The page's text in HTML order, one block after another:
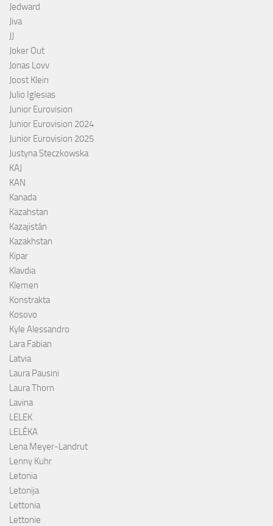
Jedward
Jiva
JJ
Joker Out
Jonas Lovv
Joost Klein
Julio Iglesias
Junior Eurovision
Junior Eurovision 2024
Junior Eurovision 2025
Justyna Steczkowska
KAJ
KAN
Kanada
Kazahstan
Kazajistán
Kazakhstan
Kipar
Klavdia
Klemen
Konstrakta
Kosovo
Kyle Alessandro
Lara Fabian
Latvia
Laura Pausini
Laura Thorn
Lavina
LELEK
LELÉKA
Lena Meyer-Landrut
Lenny Kuhr
Letonia
Letonija
Lettonia
Lettonie